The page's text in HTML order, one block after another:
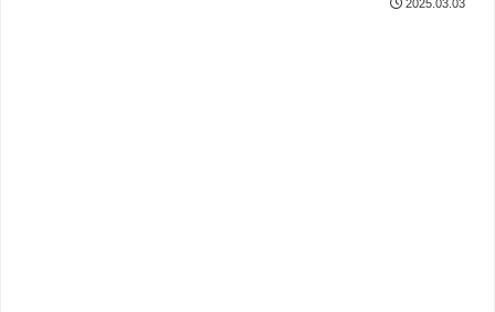
2025.03.03